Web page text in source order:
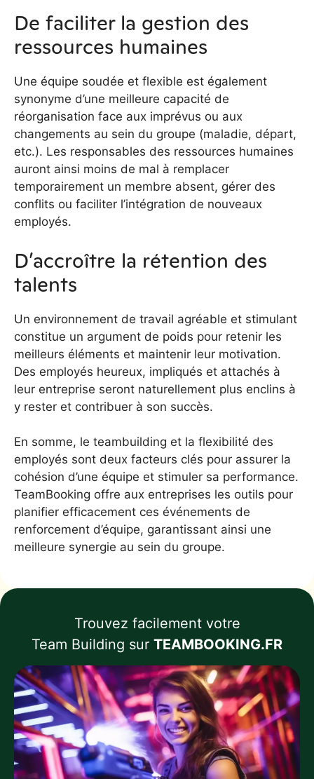
De faciliter la gestion des
ressources humaines
Une équipe soudée et flexible est également
synonyme d’une meilleure capacité de
réorganisation face aux imprévus ou aux
changements au sein du groupe (maladie, départ,
etc.). Les responsables des ressources humaines
auront ainsi moins de mal à remplacer
temporairement un membre absent, gérer des
conflits ou faciliter l’intégration de nouveaux
employés.
D’accroître la rétention des
talents
Un environnement de travail agréable et stimulant
constitue un argument de poids pour retenir les
meilleurs éléments et maintenir leur motivation.
Des employés heureux, impliqués et attachés à
leur entreprise seront naturellement plus enclins à
y rester et contribuer à son succès.
En somme, le teambuilding et la flexibilité des
employés sont deux facteurs clés pour assurer la
cohésion d’une équipe et stimuler sa performance.
TeamBooking offre aux entreprises les outils pour
planifier efficacement ces événements de
renforcement d’équipe, garantissant ainsi une
meilleure synergie au sein du groupe.
Trouvez facilement votre
Team Building sur TEAMBOOKING.FR